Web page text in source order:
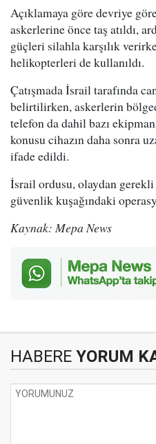
Açıklamaya göre devriye
askerlerine önce taş atıldı,
güçleri silahla karşılık
helikopterleri de kullanıldı.
Çatışmada İsrail tarafında
belirtilirken, askerlerin
telefon da dahil bazı
konusu cihazın daha sonra
ifade edildi.
İsrail ordusu, olaydan gerekli
güvenlik kuşağındaki
Kaynak: Mepa News
HABERE YORUM